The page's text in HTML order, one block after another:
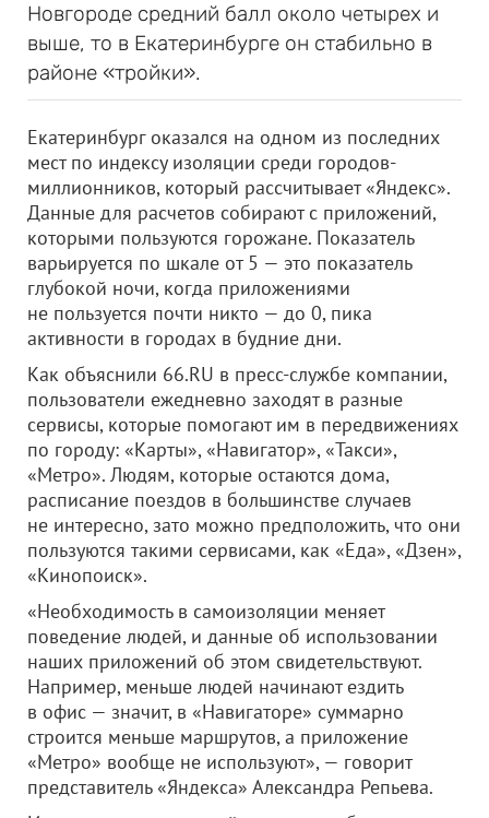
Новгороде средний балл около четырех и
выше, то в Екатеринбурге он стабильно в
районе «тройки».
Екатеринбург оказался на одном из последних
мест по индексу изоляции среди городов-
миллионников, который рассчитывает «Яндекс».
Данные для расчетов собирают с приложений,
которыми пользуются горожане. Показатель
варьируется по шкале от 5 — это показатель
глубокой ночи, когда приложениями
не пользуется почти никто — до 0, пика
активности в городах в будние дни.
Как объяснили 66.RU в пресс-службе компании,
пользователи ежедневно заходят в разные
сервисы, которые помогают им в передвижениях
по городу: «Карты», «Навигатор», «Такси»,
«Метро». Людям, которые остаются дома,
расписание поездов в большинстве случаев
не интересно, зато можно предположить, что они
пользуются такими сервисами, как «Еда», «Дзен»,
«Кинопоиск».
«Необходимость в самоизоляции меняет
поведение людей, и данные об использовании
наших приложений об этом свидетельствуют.
Например, меньше людей начинают ездить
в офис — значит, в «Навигаторе» суммарно
строится меньше маршрутов, а приложение
«Метро» вообще не используют», — говорит
представитель «Яндекса» Александра Репьева.